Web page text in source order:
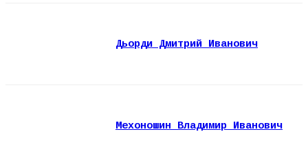
Дьорди Дмитрий Иванович
Мехоношин Владимир Иванович